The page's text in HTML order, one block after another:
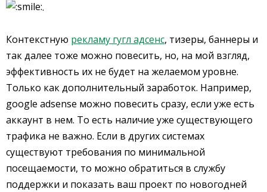
.
Контекстную рекламу гугл адсенс, тизеры, баннеры и
так далее тоже можно повесить, но, на мой взгляд,
эффективность их не будет на желаемом уровне.
Только как дополнительный заработок. Например,
google adsense можно повесить сразу, если уже есть
аккаунт в нем. То есть наличие уже существующего
трафика не важно. Если в других системах
существуют требования по минимальной
посещаемости, то можно обратиться в службу
поддержки и показать ваш проект по новогодней